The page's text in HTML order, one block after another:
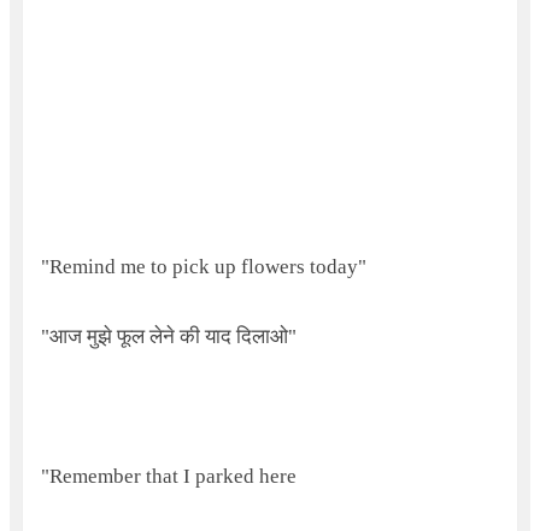
"Remind me to pick up flowers today"
"आज मुझे फूल लेने की याद दिलाओ"
"Remember that I parked here